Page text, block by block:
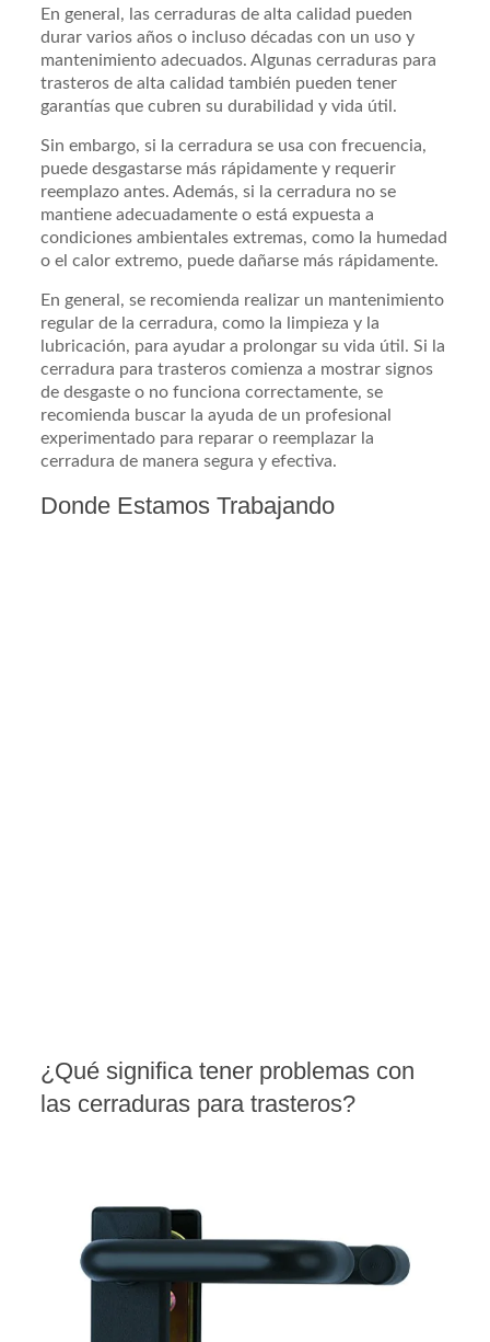
En general, las cerraduras de alta calidad pueden
durar varios años o incluso décadas con un uso y
mantenimiento adecuados. Algunas cerraduras para
trasteros de alta calidad también pueden tener
garantías que cubren su durabilidad y vida útil.
Sin embargo, si la cerradura se usa con frecuencia,
puede desgastarse más rápidamente y requerir
reemplazo antes. Además, si la cerradura no se
mantiene adecuadamente o está expuesta a
condiciones ambientales extremas, como la humedad
o el calor extremo, puede dañarse más rápidamente.
En general, se recomienda realizar un mantenimiento
regular de la cerradura, como la limpieza y la
lubricación, para ayudar a prolongar su vida útil. Si la
cerradura para trasteros comienza a mostrar signos
de desgaste o no funciona correctamente, se
recomienda buscar la ayuda de un profesional
experimentado para reparar o reemplazar la
cerradura de manera segura y efectiva.
Donde Estamos Trabajando
¿Qué significa tener problemas con
las cerraduras para trasteros?